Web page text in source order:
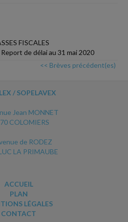
FISCALES
de délai au 31 mai 2020
<< Brèves précédent(es)
/ SOPELAVEX
Jean MONNET
COLOMIERS
de RODEZ
LA PRIMAUBE
ACCUEIL
PLAN
LÉGALES
CONTACT